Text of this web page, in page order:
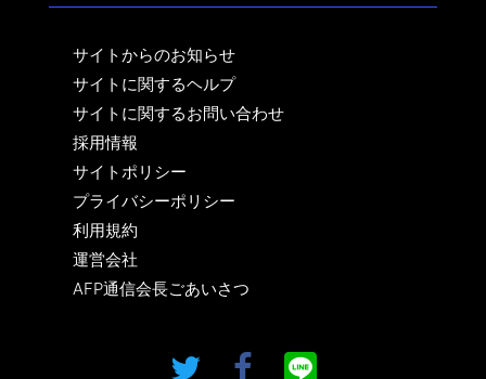
サイトからのお知らせ
サイトに関するヘルプ
サイトに関するお問い合わせ
採用情報
サイトポリシー
プライバシーポリシー
利用規約
運営会社
AFP通信会長ごあいさつ